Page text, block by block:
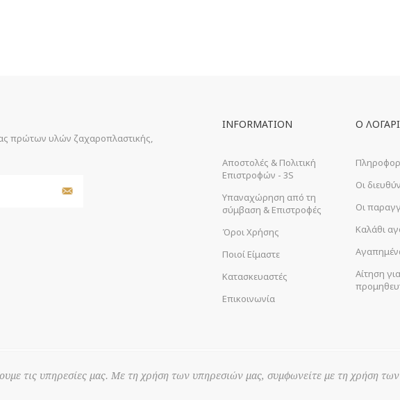
πρώτων υλών ζαχαροπλαστικής,
INFORMATION
Αποστολές & Πολιτική
Επιστροφών - 3S
Υπαναχώρηση από τη
σύμβαση & Επιστροφές
Όροι Χρήσης
Ποιοί Είμαστε
Κατασκευαστές
Επικοινωνία
Ο
Οι
Οι
Καλάθι
Αίτηση
τις υπηρεσίες μας. Με τη χρήση των υπηρεσιών μας, συμφωνείτε με τη χρήση